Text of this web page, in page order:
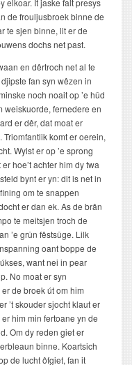
elkoar. It jaske falt presys
de frouljusbroek binne de
te sjen binne, lit er de
dochs net past.
en dêrtroch net al te
fan syn wêzen in
noch noait op ’e hûd
weiskuorde, fernedere en
er dêr, dat moat er
komt er oerein,
Wylst er op ’e sprong
hoe’t achter him dy twa
bynt er yn: dit is net in
om te snappen
er dan ek. As de brân
te meitsjen troch de
’e grûn fêstsûge. Lilk
oant boppe de
want nei in pear
No moat er syn
de broek út om him
’t skouder sjocht klaut er
him min fertoane yn de
Om dy reden giet er
binne. Koartsich
de lucht ôfgiet, fan it